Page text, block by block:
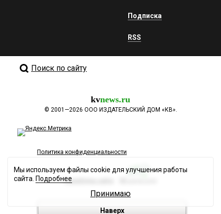
Подписка
RSS
Поиск по сайту
kvnews.ru
© 2001—2026 ООО ИЗДАТЕЛЬСКИЙ ДОМ «КВ».
Политика конфиденциальности
Разработка сайта
Наверх
Мы используем файлы cookie для улучшения работы
сайта. Подробнее
Принимаю